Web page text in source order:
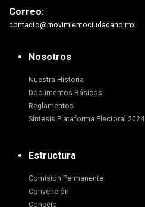
Correo:
contacto@movimientociudadano.mx
Nosotros
Nuestra Historia
Documentos Básicos
Reglamentos
Síntesis Plataforma Electoral 2024
Estructura
Comisión Permanente
Convención
Consejo